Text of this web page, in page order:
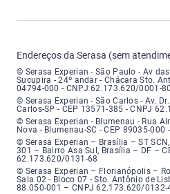
Endereços da Serasa (sem
Serasa Experian - São Paulo -
© Serasa Experian - São Paulo - Av
Sucupira - 24º andar - Chácara Sto.
04794-000 - CNPJ 62.173.620/0001-80
Serasa Experian - São Carlos -
© Serasa Experian - São Carlos - Av.
Carlos-SP - CEP 13571-385 - CNPJ
Serasa Experian - Blumenau -
© Serasa Experian - Blumenau - Rua
Nova - Blumenau-SC - CEP 89035-
Serasa Experian - Brasília, Endereço:
© Serasa Experian – Brasília – ST
301 – Bairro Asa Sul, Brasília – DF –
62.173.620/0131-68
Serasa Experian - Florianópolis,
© Serasa Experian – Florianópolis –
Sala 02 - Bloco 07 - Sto. Antônio de
88.050-001 – CNPJ 62.173.620/0132-